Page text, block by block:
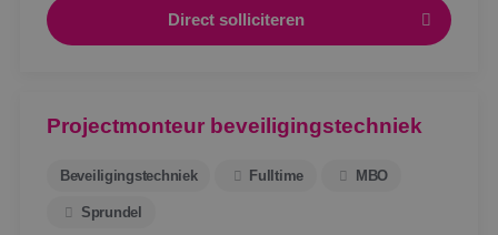
Direct solliciteren
Projectmonteur beveiligingstechniek
Beveiligingstechniek Fulltime MBO
Sprundel